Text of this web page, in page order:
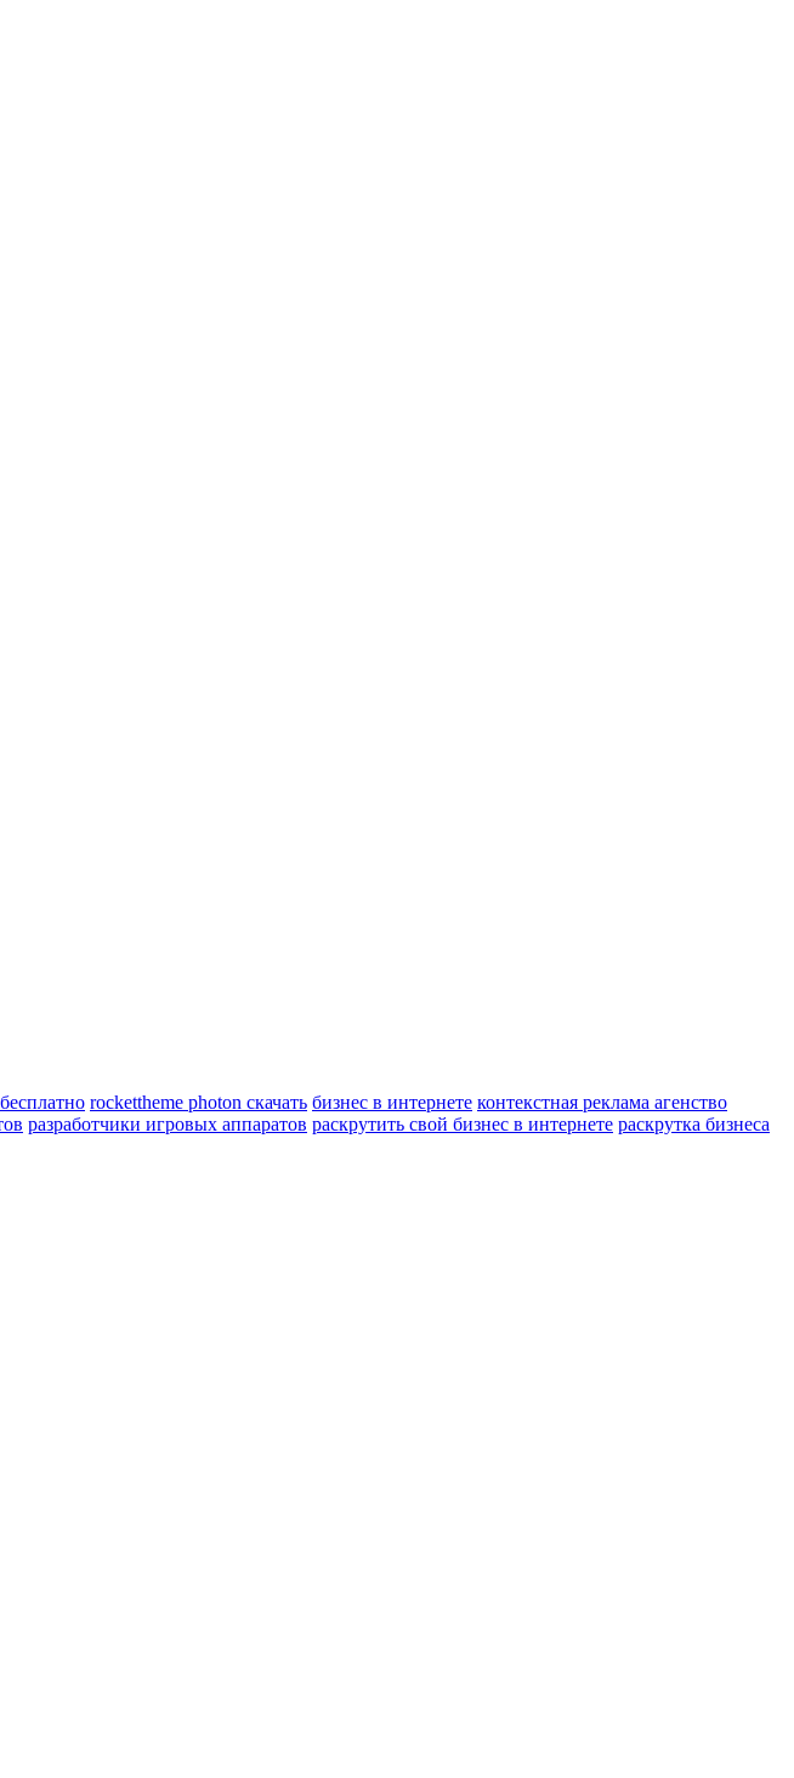
rockettheme photon скачать бизнес в интернете контекстная реклама агенство
разработчики игровых аппаратов раскрутить свой бизнес в интернете раскрутка бизнеса